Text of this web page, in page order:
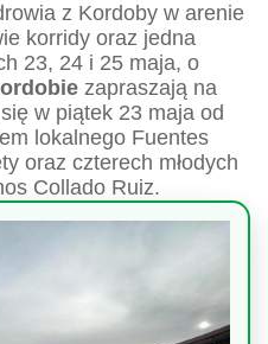
z Kordoby w arenie
korridy oraz jedna
23, 24 i 25 maja, o
zapraszają na
w piątek 23 maja od
lokalnego Fuentes
oraz czterech młodych
Collado Ruiz.